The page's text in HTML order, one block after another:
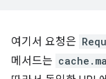
여기서 요청은
메서드는